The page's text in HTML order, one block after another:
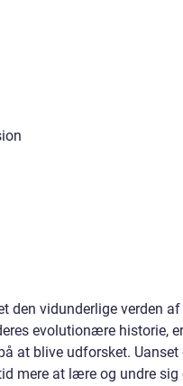
den vidunderlige verden af
evolutionære historie,
at blive udforsket.
mere at lære og undre sig